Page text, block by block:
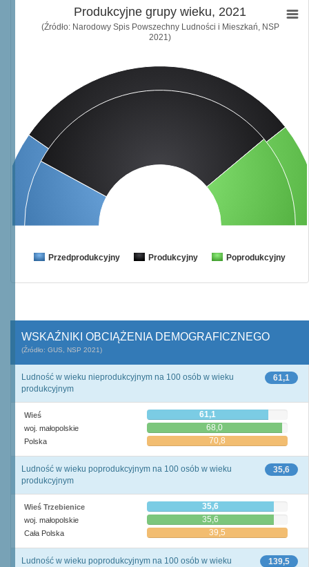
Produkcyjne grupy wieku, 2021
(Źródło: Narodowy Spis Powszechny Ludności i Mieszkań, NSP
2021)
Przedprodukcyjny Produkcyjny Poprodukcyjny
WSKAŹNIKI OBCIĄŻENIA DEMOGRAFICZNEGO
(Źródło: GUS, NSP 2021)
61,1
Ludność w wieku nieprodukcyjnym na 100 osób w wieku
produkcyjnym
Wieś 61,1
woj. małopolskie 68,0
Polska 70,8
35,6
Ludność w wieku poprodukcyjnym na 100 osób w wieku
produkcyjnym
Wieś Trzebienice 35,6
woj. małopolskie 35,6
Cała Polska 39,5
139,5
Ludność w wieku poprodukcyjnym na 100 osób w wieku